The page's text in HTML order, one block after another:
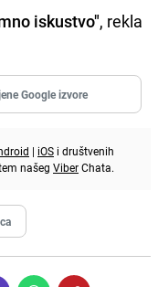
iskustvo", rekla
Google izvore
| iOS i društvenih
našeg ViberChata.